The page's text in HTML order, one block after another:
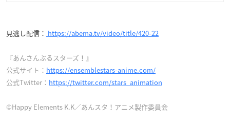
見逃し配信： https://abema.tv/video/title/420-22
『あんさんぶるスターズ！』
公式サイト： https://ensemblestars-anime.com/
公式Twitter： https://twitter.com/stars_animation
©Happy Elements K.K／あんスタ！アニメ製作委員会